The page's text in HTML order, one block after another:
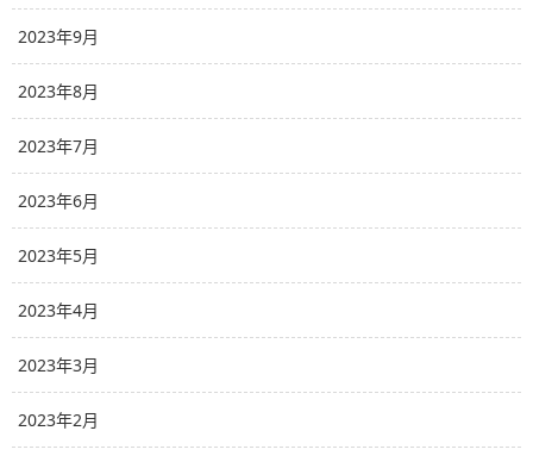
2023年9月
2023年8月
2023年7月
2023年6月
2023年5月
2023年4月
2023年3月
2023年2月